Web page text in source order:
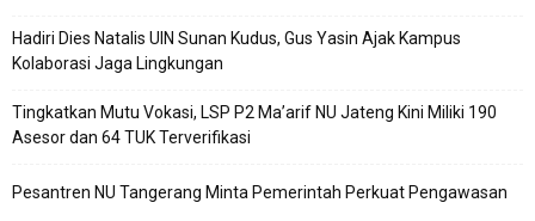
Hadiri Dies Natalis UIN Sunan Kudus, Gus Yasin Ajak Kampus
Kolaborasi Jaga Lingkungan
Tingkatkan Mutu Vokasi, LSP P2 Ma’arif NU Jateng Kini Miliki 190
Asesor dan 64 TUK Terverifikasi
Pesantren NU Tangerang Minta Pemerintah Perkuat Pengawasan